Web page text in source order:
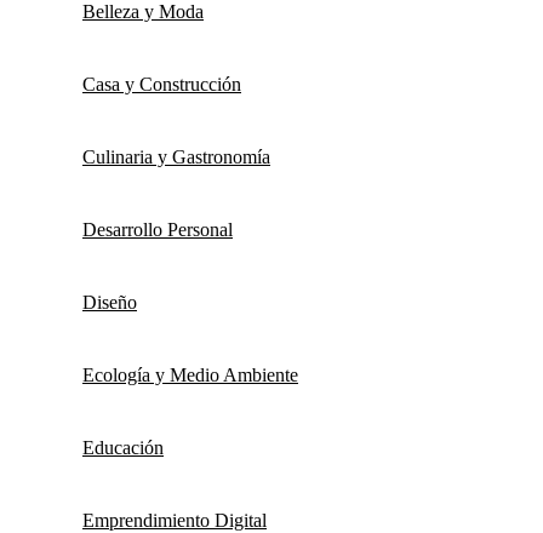
Belleza y Moda
Casa y Construcción
Culinaria y Gastronomía
Desarrollo Personal
Diseño
Ecología y Medio Ambiente
Educación
Emprendimiento Digital